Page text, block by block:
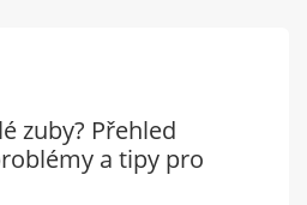
zuby? Přehled
a tipy pro